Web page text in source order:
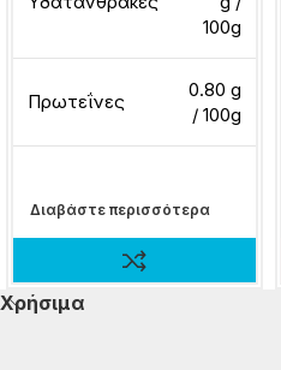
100g
Πρωτεΐνες
0.80 g
/ 100g
Διαβάστε περισσότερα
Χρήσιμα